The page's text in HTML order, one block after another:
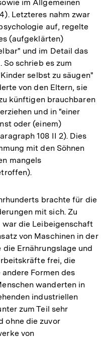
im Allgemeinen
Letzteres nahm zwar
auf, regelte
(aufgeklärten)
und im Detail das
So schrieb es zum
selbst zu säugen"
von den Eltern, sie
künftigen brauchbaren
und in "einer
oder (einem)
108 II 2). Dies
mit den Söhnen
mangels
brachte für die
mit sich. Zu
war die Leibeigenschaft
von Maschinen in der
Ernährungslage und
frei, die
Formen des
wanderten in
industriellen
zum Teil sehr
ohne die zuvor
von